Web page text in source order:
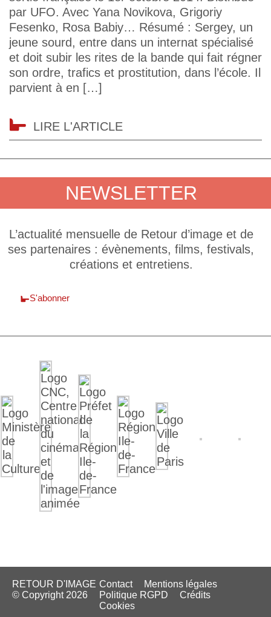
par UFO. Avec Yana Novikova, Grigoriy
Fesenko, Rosa Babiy… Résumé : Sergey, un
jeune sourd, entre dans un internat spécialisé
et doit subir les rites de la bande qui fait régner
son ordre, trafics et prostitution, dans l’école. Il
parvient à en […]
LIRE L'ARTICLE
NEWSLETTER
L’actualité mensuelle de Retour d’image et de
ses partenaires : évènements, films, festivals,
créations et entretiens.
S'abonner
RETOUR D'IMAGE
© Copyright 2026
Contact
Mentions légales
Politique RGPD
Crédits
Cookies